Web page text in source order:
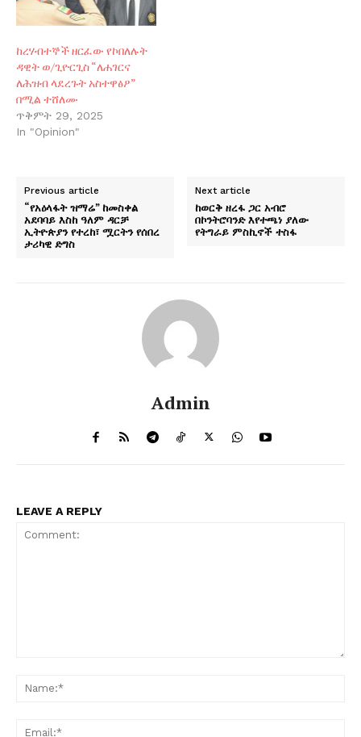
ከረሃብተኞች ዘርፈው የኮበለሉት
ዳዊት ወ/ጊዮርጊስ “ለሐገርና
ለሕዝብ ላደረጉት አስተዋፅዖ”
በሚል ተሸለሙ
ጥቅምት 29, 2025
In "Opinion"
Previous article
“የአዕላፋት ዝማሬ” ከመስቀል
አደባባይ እስከ ዓለም ዳርቻ
ኢትዮጵያን የተረከ፣ ሟርትን የሰበረ
ታሪካዊ ድግስ
Next article
ከወርቅ ዘረፋ ጋር አብሮ
በኮንትሮባንድ እየተጫነ ያለው
የትግራይ ምስኪኖች ተስፋ
Admin
LEAVE A REPLY